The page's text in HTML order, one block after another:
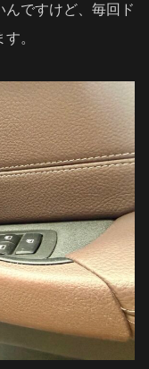
ですけど、毎回ド
。